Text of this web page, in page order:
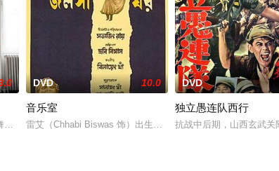
天分的年轻人奇普（瑞恩‧史提尔 Ryan Steele 饰），刚满18岁便
DVD 10.0
音乐室
雷艾（Chhabi Biswas 饰）出生于富贵之家中，世世代代都是
DVD
独立愚连队西行
抗战中后期，山西玄武